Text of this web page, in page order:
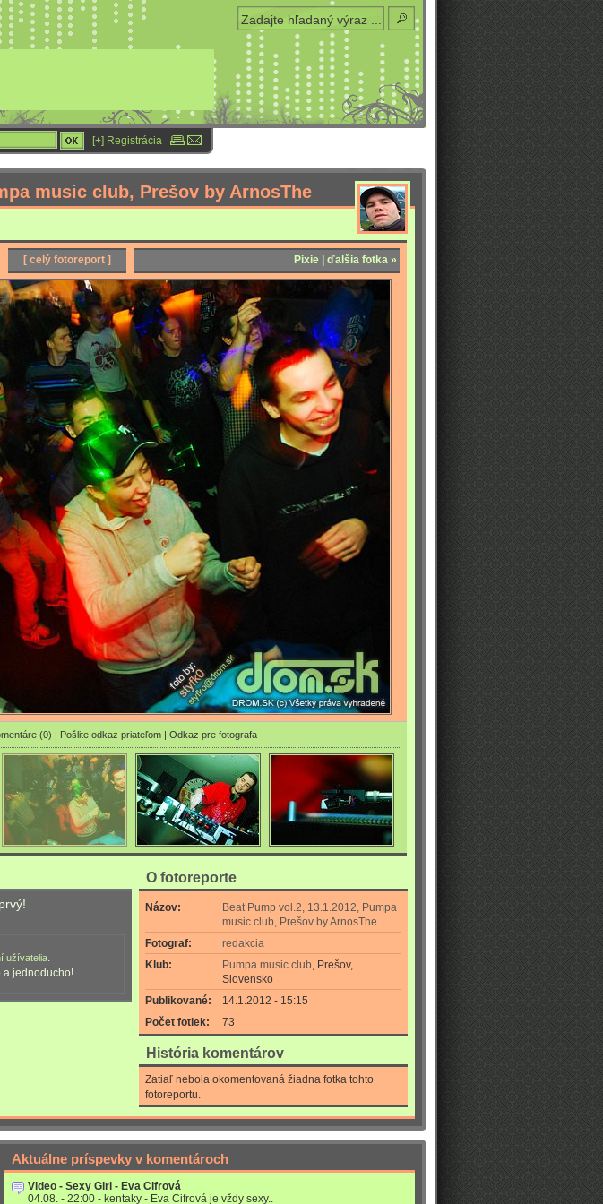
[+] Registrácia
music club, Prešov by ArnosThe­
[ celý fotoreport ] Pixie | ďalšia fotka »
(0) | Pošlite odkaz priateľom | Odkaz pre fotografa
užívatelia.
a jednoducho!
O fotoreporte
Názov:
Beat Pump vol.2, 13.1.2012, Pumpa
music club, Prešov by ArnosThe­
Fotograf:
redakcia
Klub:
Pumpa music club, Prešov,
Slovensko
Publikované:
14.1.2012 - 15:15
Počet fotiek:
73
História komentárov
Zatiaľ nebola okomentovaná žiadna fotka tohto
fotoreportu.
Aktuálne príspevky v komentároch
Video - Sexy Girl - Eva Cifrová
04.08. - 22:00 - kentaky - Eva Cifrová je vždy sexy..